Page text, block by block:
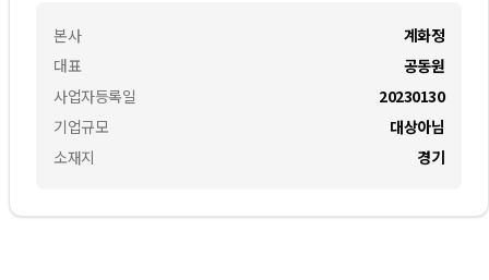
본사
대표
사업자등록일
기업규모
소재지
계화정
공동원
20230130
대상아님
경기